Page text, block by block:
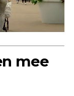
mee